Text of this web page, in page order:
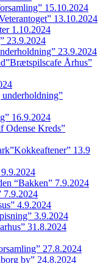
15.10.2024
13.10.2024
1.10.2024
23.9.2024
23.9.2024
Århus”
16.9.2024
Odense Kreds”
13.9
“Bakken” 7.9.2024
7.9.2024
4.9.2024
3.9.2024
31.8.2024
27.8.2024
by” 24.8.2024